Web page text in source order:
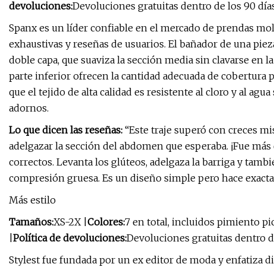
devoluciones:Devoluciones gratuitas dentro de los 90
Spanx es un líder confiable en el mercado de prendas
exhaustivas y reseñas de usuarios. El bañador de una
doble capa, que suaviza la sección media sin clavarse en
parte inferior ofrecen la cantidad adecuada de
que el tejido de alta calidad es resistente al cloro y al
adornos.
Lo que dicen las reseñas: “Este traje superó con creces
adelgazar la sección del abdomen que esperaba. ¡Fue
correctos. Levanta los glúteos, adelgaza la barriga y
compresión gruesa. Es un diseño simple pero hace
Más estilo
Tamaños:XS-2X | Colores:7 en total, incluidos pimiento
Política de devoluciones:Devoluciones gratuitas dentro
Stylest fue fundada por un ex editor de moda y enfatiza